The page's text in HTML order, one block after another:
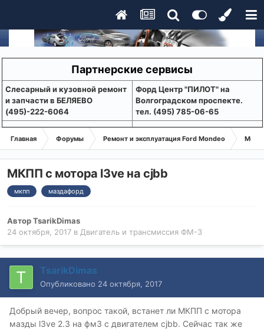
Партнерские сервисы
Слесарный и кузовной ремонт
и запчасти в БЕЛЯЕВО
(495)-222-6064
Форд Центр "ПИЛОТ" на
Волгоградском проспекте.
тел. (495) 785-06-65
Главная Форумы Ремонт и эксплуатация Ford Mondeo
МКПП с мотора l3ve на cjbb
мкпп маздафорд
АвторTsarikDimas
24 октября, 2017 в Двигатель и трансмиссия ФМ-3
TsarikDimas
Опубликовано 24 октября, 2017
Добрый вечер, вопрос такой, встанет ли МКПП с мотора
мазды l3ve 2.3 на фм3 с двигателем cjbb. Сейчас так же